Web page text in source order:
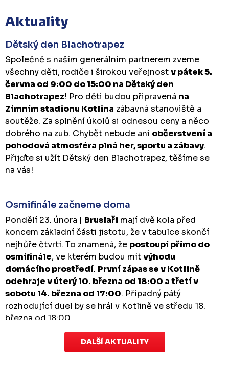
Aktuality
Dětský den Blachotrapez
Společně s naším generálním partnerem zveme
všechny děti, rodiče i širokou veřejnostv pátek 5.
června od 9:00 do 15:00 na Dětský den
Blachotrapez! Pro děti budou připravená na
Zimním stadionu Kotlina zábavná stanoviště a
soutěže. Za splnění úkolů si odnesou ceny a něco
dobrého na zub. Chybět nebude ani občerstvení a
pohodová atmosféra plná her, sportu a zábavy.
Přijďte si užít Dětský den Blachotrapez, těšíme se
na vás!
Osmifinále začneme doma
Pondělí 23. února | Bruslaři mají dvě kola před
koncem základní části jistotu, že v tabulce skončí
nejhůře čtvrtí. To znamená, že postoupí přímo do
osmifinále, ve kterém budou mítvýhodu
domácího prostředí. První zápas se v Kotlině
odehraje v úterý 10. března od 18:00 a třetí v
sobotu 14. března od 17:00. Případný pátý
rozhodující duel by se hrál v Kotlině ve středu 18.
března od 18:00.
Zápas dorostu je odložen
DALŠÍ AKTUALITY